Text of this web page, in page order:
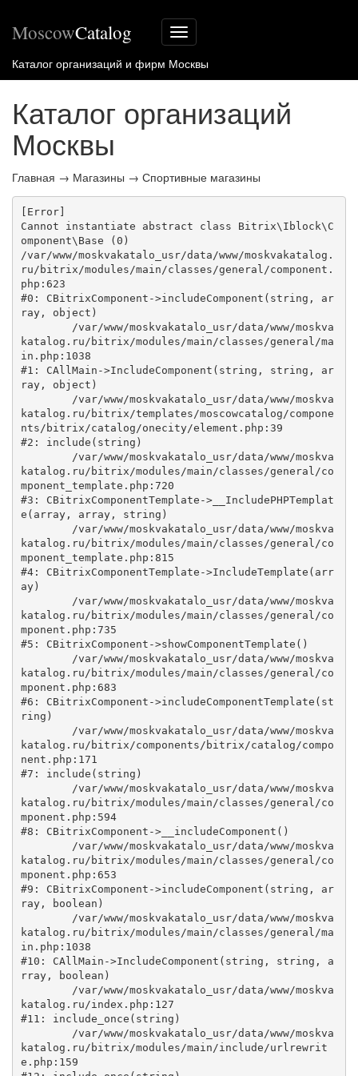
Меню
сайта
MoscowCatalog
Каталог организаций и фирм Москвы
Каталог организаций
Москвы
Главная → Магазины → Спортивные магазины
[Error]
Cannot instantiate abstract class Bitrix\Iblock\C
omponent\Base (0)
/var/www/moskvakatalo_usr/data/www/moskvakatalog.
ru/bitrix/modules/main/classes/general/component.
php:623
#0: CBitrixComponent->includeComponent(string, ar
ray, object)
katalog.ru/bitrix/modules/main/classes/general/ma
in.php:1038
#1: CAllMain->IncludeComponent(string, string, ar
ray, object)
katalog.ru/bitrix/templates/moscowcatalog/compone
nts/bitrix/catalog/onecity/element.php:39
#2: include(string)
katalog.ru/bitrix/modules/main/classes/general/co
mponent_template.php:720
#3: CBitrixComponentTemplate->__IncludePHPTemplat
e(array, array, string)
katalog.ru/bitrix/modules/main/classes/general/co
mponent_template.php:815
#4: CBitrixComponentTemplate->IncludeTemplate(arr
ay)
katalog.ru/bitrix/modules/main/classes/general/co
mponent.php:735
#5: CBitrixComponent->showComponentTemplate()
katalog.ru/bitrix/modules/main/classes/general/co
mponent.php:683
#6: CBitrixComponent->includeComponentTemplate(st
ring)
katalog.ru/bitrix/components/bitrix/catalog/compo
nent.php:171
#7: include(string)
katalog.ru/bitrix/modules/main/classes/general/co
mponent.php:594
#8: CBitrixComponent->__includeComponent()
katalog.ru/bitrix/modules/main/classes/general/co
mponent.php:653
#9: CBitrixComponent->includeComponent(string, ar
ray, boolean)
katalog.ru/bitrix/modules/main/classes/general/ma
in.php:1038
#10: CAllMain->IncludeComponent(string, string, a
rray, boolean)
katalog.ru/index.php:127
#11: include_once(string)
katalog.ru/bitrix/modules/main/include/urlrewrit
e.php:159